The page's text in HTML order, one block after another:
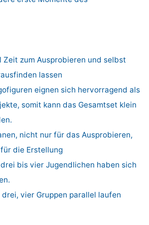
Zeit zum Ausprobieren und selbst
lassen
eignen sich hervorragend als
somit kann das Gesamtset klein
nicht nur für das Ausprobieren,
die Erstellung
bis vier Jugendlichen haben sich
vier Gruppen parallel laufen